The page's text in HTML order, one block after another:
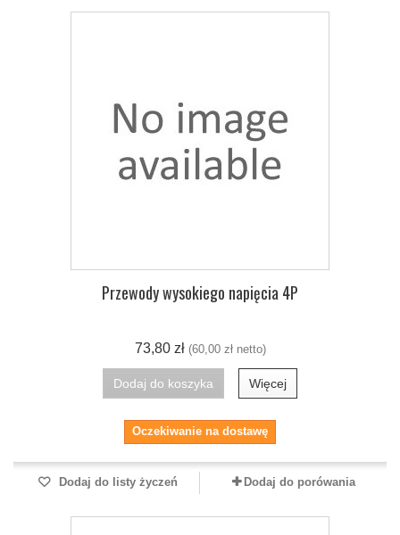
Przewody wysokiego napięcia 4P
73,80 zł(60,00 zł netto)
Dodaj do koszyka Więcej
Oczekiwanie na dostawę
Dodaj do listy życzeń Dodaj do porówania